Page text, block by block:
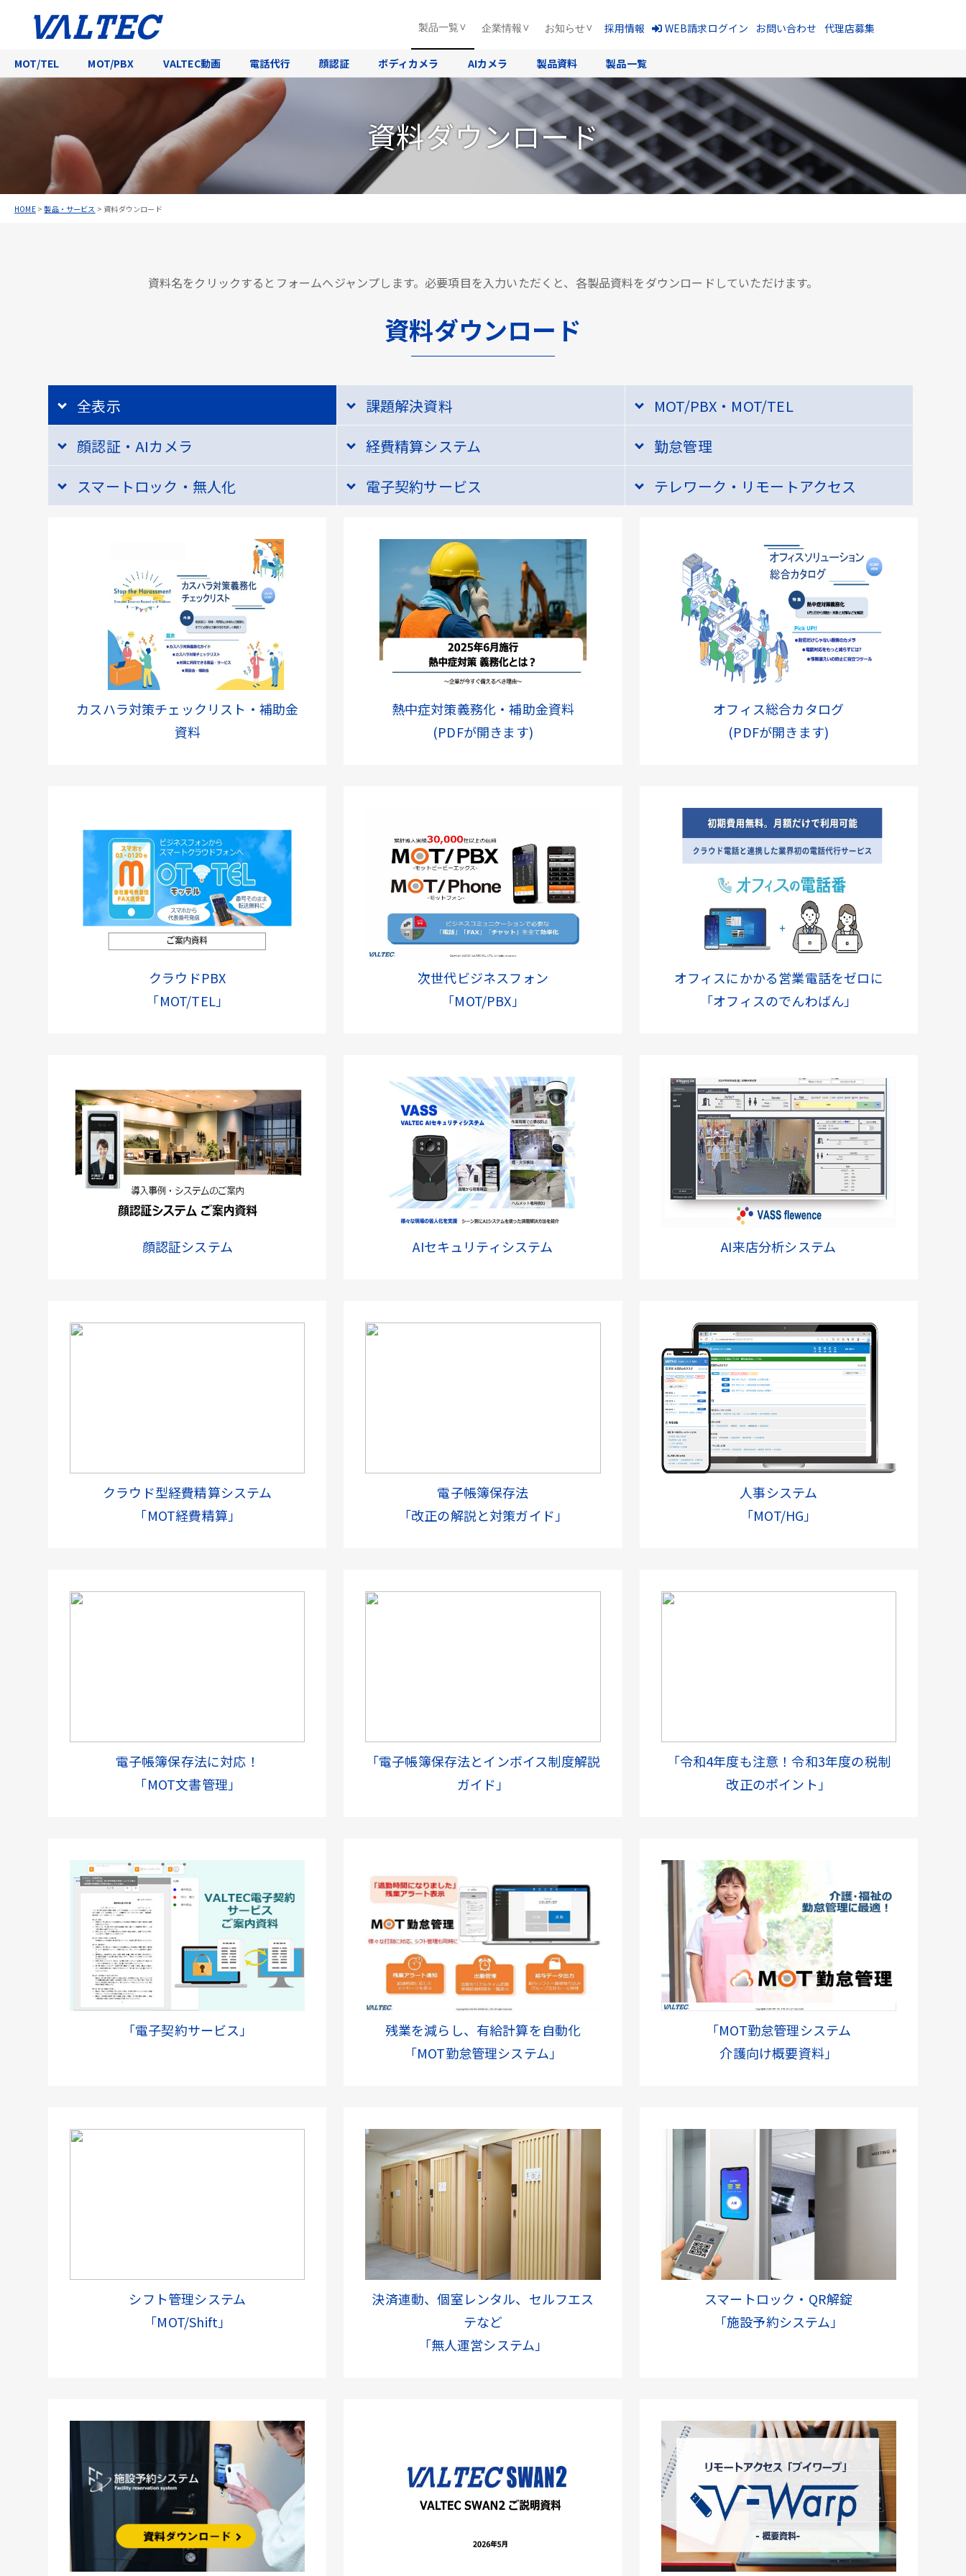
製品一覧
MOT/TEL MOT/PBX VALTEC動画 電話代行 顔認証 ボディカメラ AIカメラ 製品資料 製品一覧
企業情報 お知らせ 採用情報 WEB請求ログイン お問い合わせ 代理店募集
HOME>製品・サービス > 資料ダウンロード
資料ダウンロード
資料名をクリックするとフォームへジャンプします。必要項目を入力いただくと、各製品資料をダウンロードしていただけます。
資料ダウンロード
全表示 課題解決資料
MOT/PBX・MOT/TEL
顔認証・AIカメラ
経費精算システム
勤怠管理
スマートロック・無人化
電子契約サービス テレワーク・リモートアクセス
カスハラ対策チェックリスト・補助金
資料
熱中症対策義務化・補助金資料
(PDFが開きます)
オフィス総合カタログ
(PDFが開きます)
クラウドPBX
「MOT/TEL」
次世代ビジネスフォン
「MOT/PBX」
オフィスにかかる営業電話をゼロに
「オフィスのでんわばん」
顔認証システム AIセキュリティシステム AI来店分析システム
クラウド型経費精算システム
「MOT経費精算」
電子帳簿保存法
「改正の解説と対策ガイド」
人事システム
「MOT/HG」
電子帳簿保存法に対応！
「MOT文書管理」
「電子帳簿保存法とインボイス制度解説
ガイド」
「令和4年度も注意！令和3年度の税制
改正のポイント」
「電子契約サービス」
残業を減らし、有給計算を自動化
「MOT勤怠管理システム」
「MOT勤怠管理システム
介護向け概要資料」
シフト管理システム
「MOT/Shift」
決済連動、個室レンタル、セルフエス
テなど
「無人運営システム」
スマートロック・QR解錠
「施設予約システム」